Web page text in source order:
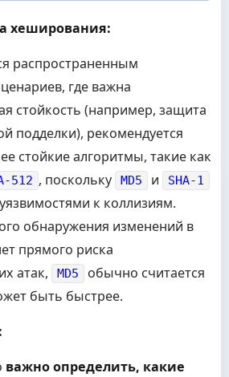
Запрос(ТекстЗапроса);
.Выполнить().Выбрать
текущую контрольную сумму объекта
структуру или строку из значимых
= Новый
=
используем упрощенный вариант,
корректный объект для
функция
все значимые для сравнения
может сериализовать объект
мы будем использовать
будет
ДанныеДляХранения(Объект)
может быть сериализованный
хеширования:
распространенным
где важна
стойкость (например, защита
подделки), рекомендуется
стойкие алгоритмы, такие как
512 , поскольку MD5 и SHA-1
к коллизиям.
обнаружения изменений в
прямого риска
атак,
MD5
обычно считается
быть быстрее.
важно определить, какие